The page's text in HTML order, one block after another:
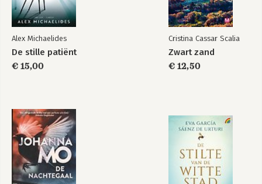
Alex Michaelides
De stille patiënt
€ 15,00
Cristina Cassar Scalia
Zwart zand
€ 12,50